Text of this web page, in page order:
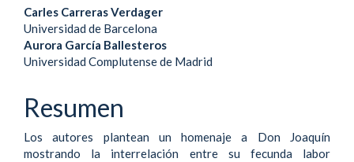
Contenido
principal
del
artículo
Carles Carreras Verdager
Universidad de Barcelona
Aurora García Ballesteros
Universidad Complutense de Madrid
Resumen
Los autores plantean un homenaje a Don Joaquín
mostrando la interrelación entre su fecunda labor